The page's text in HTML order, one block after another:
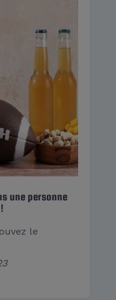
une personne
le